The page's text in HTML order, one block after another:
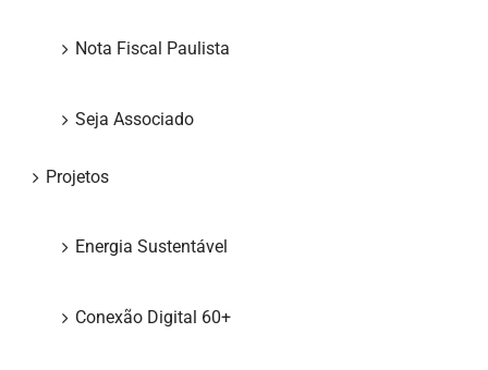
Nota Fiscal Paulista
Seja Associado
Projetos
Energia Sustentável
Conexão Digital 60+